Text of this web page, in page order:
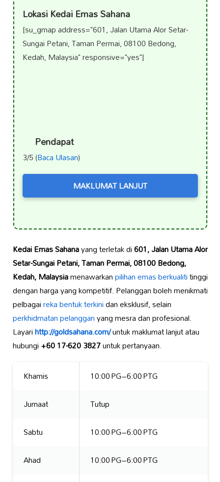
Lokasi Kedai Emas Sahana
[su_gmap address="601, Jalan Utama Alor Setar-
Sungai Petani, Taman Permai, 08100 Bedong,
Kedah, Malaysia" responsive="yes"]
Pendapat
3/5 (Baca Ulasan)
MAKLUMAT LANJUT
Kedai Emas Sahanayang terletak di601, Jalan Utama Alor
Setar-Sungai Petani, Taman Permai, 08100 Bedong,
Kedah, Malaysiamenawarkanpilihan emas berkualititinggi
dengan harga yang kompetitif. Pelanggan boleh menikmati
pelbagaireka bentuk terkinidan eksklusif, selain
perkhidmatan pelangganyang mesra dan profesional.
Layarihttp://goldsahana.com/untuk maklumat lanjut atau
hubungi+60 17-620 3827untuk pertanyaan.
Khamis
10:00 PG–6:00 PTG
Jumaat
Tutup
Sabtu
10:00 PG–6:00 PTG
Ahad
10:00 PG–6:00 PTG